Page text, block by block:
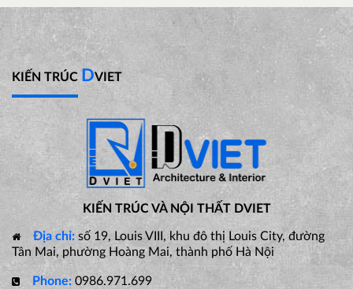
KIẾN TRÚC DVIET
KIẾN TRÚC VÀ NỘI THẤT DVIET
Địa chỉ: số 19, Louis VIII, khu đô thị Louis City, đường
Tân Mai, phường Hoàng Mai, thành phố Hà Nội
Phone: 0986.971.699